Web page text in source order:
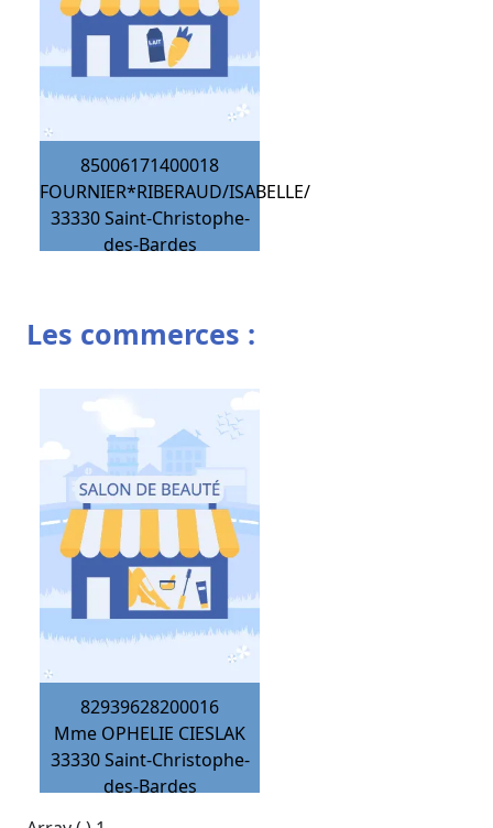
85006171400018
FOURNIER*RIBERAUD/ISABELLE/
33330 Saint-Christophe-
des-Bardes
Les commerces :
82939628200016
Mme OPHELIE CIESLAK
33330 Saint-Christophe-
des-Bardes